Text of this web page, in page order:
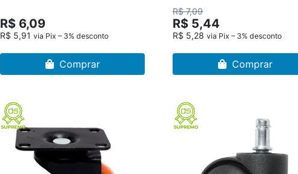
R$ 6,09
R$ 5,91 via Pix – 3% desconto
Comprar
R$ 7,09
R$ 5,44
R$ 5,28 via Pix – 3% desconto
Comprar